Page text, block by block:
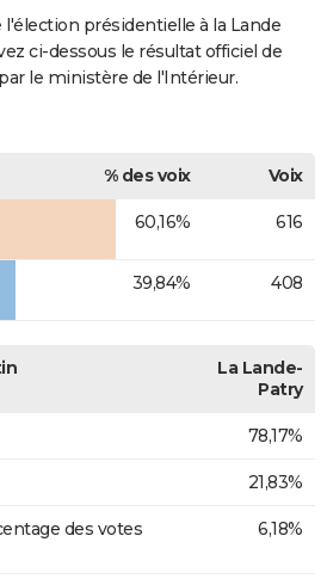
présidentielle à la Lande
ci-dessous le résultat officiel de
le ministère de l'Intérieur.
% des voix
Voix
60,16% 616
39,84% 408
La Lande-
Patry
78,17%
21,83%
des votes
6,18%